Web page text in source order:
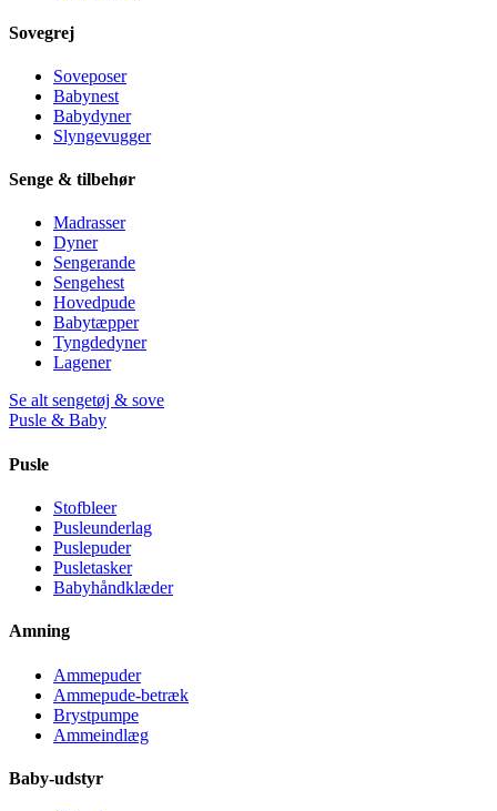
Sovegrej
Soveposer
Babynest
Babydyner
Slyngevugger
Senge & tilbehør
Madrasser
Dyner
Sengerande
Sengehest
Hovedpude
Babytæpper
Tyngdedyner
Lagener
Se alt sengetøj & sove
Pusle & Baby
Pusle
Stofbleer
Pusleunderlag
Puslepuder
Pusletasker
Babyhåndklæder
Amning
Ammepuder
Ammepude-betræk
Brystpumpe
Ammeindlæg
Baby-udstyr